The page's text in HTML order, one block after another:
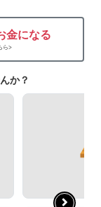
金になる
ら>
か？